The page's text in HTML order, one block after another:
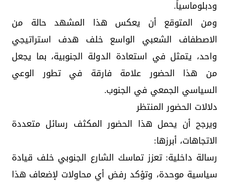
ودبلوماسياً.
ومن المتوقع أن يعكس هذا المشهد حالة من
الاصطفاف الشعبي الواسع خلف هدف استراتيجي
واحد، يتمثل في استعادة الدولة الجنوبية، بما يجعل
من هذا الحضور علامة فارقة في تطور الوعي
السياسي الجمعي في الجنوب.
دلالات الحضور المنتظر
ويرجح أن يحمل هذا الحضور المكثف رسائل متعددة
الاتجاهات، أبرزها:
رسالة داخلية: تعزز تماسك الشارع الجنوبي خلف قيادة
سياسية موحدة، وتؤكد رفض أي محاولات لإضعاف هذا